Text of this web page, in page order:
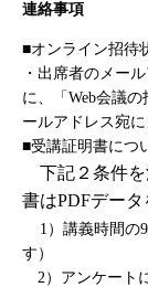
連絡事項
■オンライン招待
・出席者のメー
に、「Web会議
ールアドレス宛
■受講証明書につ
下記２条件を
書はPDFデータ
1）講義時間の
す）
2） アンケート